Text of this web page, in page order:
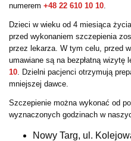
numerem +48 22 610 10 10
Dzieci w wieku od 4 miesiąca
przed wykonaniem szczepienia
przez lekarza. W tym celu, przed
umawiane są na bezpłatną wizytę
10 . Dzielni pacjenci otrzymują
mniejszej dawce.
Szczepienie można wykonać od
wyznaczonych godzinach w
Nowy Targ, ul.